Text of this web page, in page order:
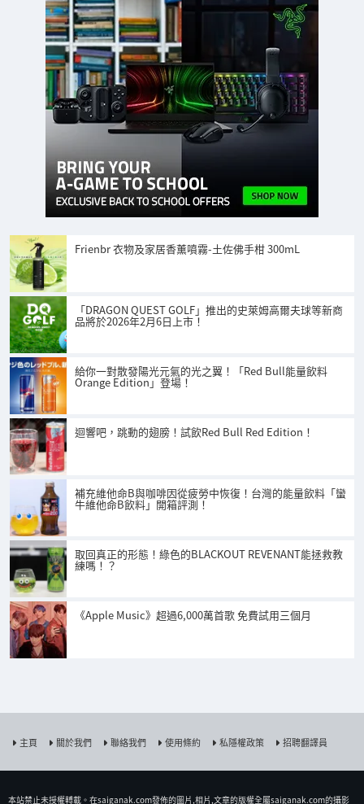
Frienbr 衣物及家居香薰噴霧-土佐佛手柑 300mL
「DRAGON QUEST GOLF」推出的史萊姆高爾夫球等新商
品將於2026年2月6日上市！
給你一對散發陽光元氣的光之翼！「Red Bull能量飲料
Orange Edition」登場！
迴響吧，跳動的翅膀！試飲Red Bull Red Edition！
補充維他命B與咖啡因從疲勞中恢復！台灣的能量飲料「蠻
牛維他命B飲料」開箱評測！
取回真正的形態！綠色的BLACKOUT REVENANT能拯救教
練嗎！？
《Apple Music》超過6,000萬首歌 免費試用三個月
主頁 關於我們 聯絡我們 使用條約 私隱權政策 招聘翻譯員
本站禁止未授權𨍭載。在saiganak.com發佈的圖片,相片,文章的版權全屬saiganak.com的攝影